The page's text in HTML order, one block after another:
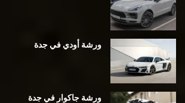
ورشة أودي في جدة
ورشة جاكوار في جدة